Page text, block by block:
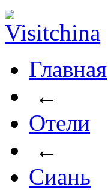
Главная
←
Отели
←
Сиань